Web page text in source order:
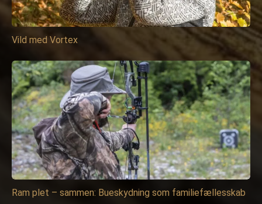
Vild med Vortex
Ram plet – sammen: Bueskydning som familiefællesskab